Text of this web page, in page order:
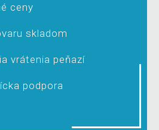
ceny
skladom
vrátenia peňazí
podpora